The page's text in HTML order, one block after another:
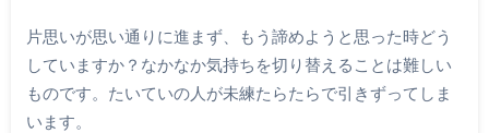
片思いが思い通りに進まず、もう諦めようと思った時どう
していますか？なかなか気持ちを切り替えることは難しい
ものです。たいていの人が未練たらたらで引きずってしま
います。